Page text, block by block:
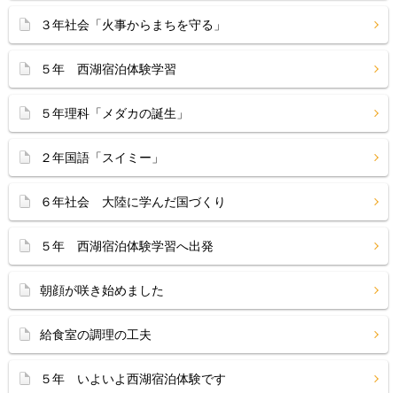
３年社会「火事からまちを守る」
５年 西湖宿泊体験学習
５年理科「メダカの誕生」
２年国語「スイミー」
６年社会 大陸に学んだ国づくり
５年 西湖宿泊体験学習へ出発
朝顔が咲き始めました
給食室の調理の工夫
５年 いよいよ西湖宿泊体験です